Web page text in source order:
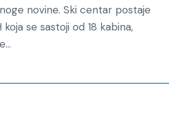
novine. Ski centar postaje
se sastoji od 18 kabina,